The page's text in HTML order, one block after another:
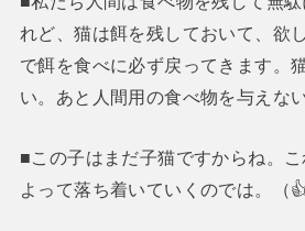
れど、猫は餌を残しておいて、欲
で餌を食べに必ず戻ってきます。
い。あと人間用の食べ物を与えな
■この子はまだ子猫ですからね。
よって落ち着いていくのでは。（